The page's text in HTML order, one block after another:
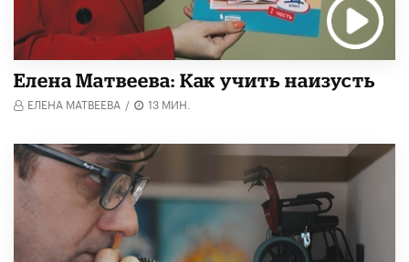
Елена Матвеева: Как учить наизусть
ЕЛЕНА МАТВЕЕВА / 13 МИН.